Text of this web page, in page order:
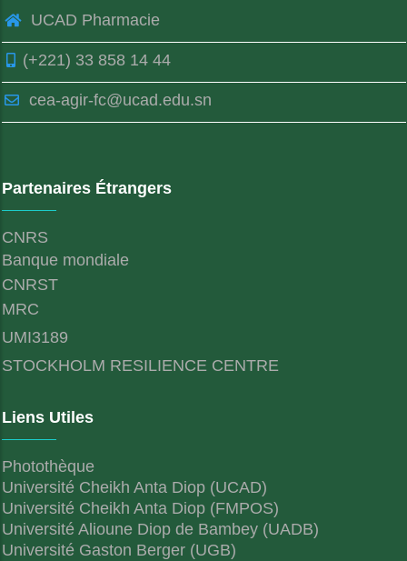
UCAD Pharmacie
(+221) 33 858 14 44
cea-agir-fc@ucad.edu.sn
Partenaires Étrangers
CNRS
Banque mondiale
CNRST
MRC
UMI3189
STOCKHOLM RESILIENCE CENTRE
Liens Utiles
Photothèque
Université Cheikh Anta Diop (UCAD)
Université Cheikh Anta Diop (FMPOS)
Université Alioune Diop de Bambey (UADB)
Université Gaston Berger (UGB)